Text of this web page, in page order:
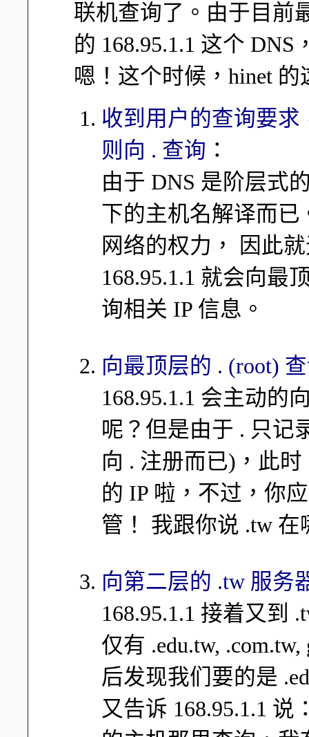
联机查询了。由于目前
的 168.95.1.1 这个
嗯！这个时候，hinet
收到用户的查询要
则向 . 查询 ：
由于 DNS 是阶层式
下的主机名解译而已
网络的权力， 因此
168.95.1.1 就会向最
询相关 IP 信息。
向最顶层的 . (root)
168.95.1.1 会主动的
呢？但是由于 . 只记
向 . 注册而已)，此
的 IP 啦，不过，你
管！ 我跟你说 .tw 在
向第二层的 .tw 服务
168.95.1.1 接着又到
仅有 .edu.tw,
后发现我们要的是
又告诉 168.95.1.1